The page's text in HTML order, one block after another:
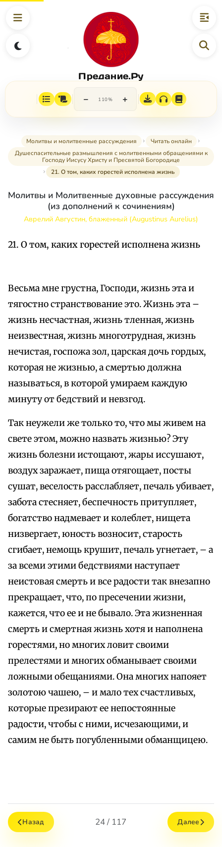
Предание.Ру
− 110% +
Молитвы и молитвенные рассуждения
Читать онлайн
Душеспасительные размышления с молитвенными обращениями к
Господу Иисусу Христу и Пресвятой Богородице
21. О том, каких горестей исполнена жизнь
Молитвы и Молитвенные духовные рассуждения
(из дополнений к сочинениям)
Аврелий Августин, блаженный (Augustinus Aurelius)
21. О том, каких горестей исполнена жизнь
Весьма мне грустна, Господи, жизнь эта и
тягостно странствование это. Жизнь эта –
жизнь несчастная, жизнь тленная, жизнь
неизвестная, жизнь многотрудная, жизнь
нечистая, госпожа зол, царская дочь гордых,
которая не жизнью, а смертью должна
называться, в которой умираем каждую
минуту от бедствий и невзгод.
Так неужели же только то, что мы живем на
свете этом, можно назвать жизнью? Эту
жизнь болезни истощают, жары иссушают,
воздух заражает, пища отягощает, посты
сушат, веселость расслабляет, печаль убивает,
забота стесняет, беспечность притупляет,
богатство надмевает и колеблет, нищета
низвергает, юность возносит, старость
сгибает, немощь крушит, печаль угнетает, – а
за всеми этими бедствиями наступает
неистовая смерть и все радости так внезапно
прекращает, что, по пресечении жизни,
кажется, что ее и не бывало. Эта жизненная
смерть и смертная жизнь хотя и наполнена
горестями, но многих ловит своими
прелестями и многих обманывает своими
ложными обещаниями. Она многих напояет
золотою чашею, – и мало тех счастливых,
которые презирают ее непостоянные
радости, чтобы с ними, исчезающими, и
самим не быть погубленными обманщицею.
Назад 24 / 117 Далее